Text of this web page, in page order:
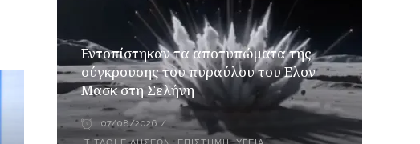
Εντοπίστηκαν τα αποτυπώματα της
σύγκρουσης του πυραύλου του Ελον
Μασκ στη Σελήνη
07/08/2026